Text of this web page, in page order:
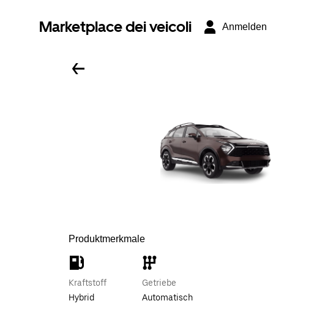
Marketplace dei veicoli Anmelden
Produktmerkmale
Kraftstoff
Hybrid
Getriebe
Automatisch